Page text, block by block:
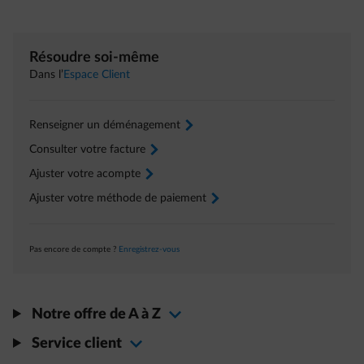
Résoudre soi-même
Dans l’ Espace Client
Renseigner un déménagement arrow-right
Consulter votre facture arrow-right
Ajuster votre acompte arrow-right
Ajuster votre méthode de paiement arrow-right
Pas encore de compte ? Enregistrez-vous
Notre offre de A à Z
Service client